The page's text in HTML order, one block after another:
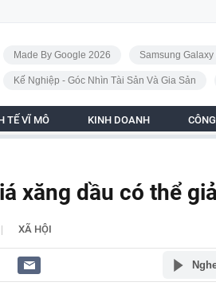
Made By Google 2026 Samsung
Kế Nghiệp - Góc Nhìn Tài Sản Và Gia Sản
TẾ VĨ MÔ KINH DOANH
xăng dầu có thể
| XÃ HỘI